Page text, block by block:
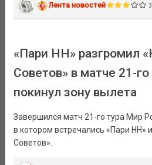
Лента новостей
«Пари НН» разгромил
Советов» в матче 21-
покинул зону вылета
Завершился матч 21-го тура Мир
в котором встречались «Пари НН»
Советов».